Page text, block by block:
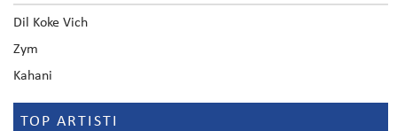
Dil Koke Vich
Zym
Kahani
TOP ARTISTI